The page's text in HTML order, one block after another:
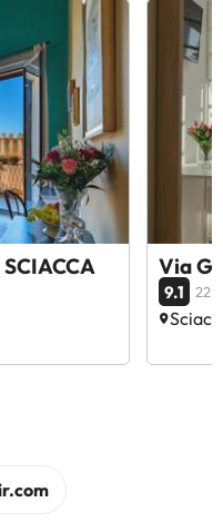
Via
9.1 22